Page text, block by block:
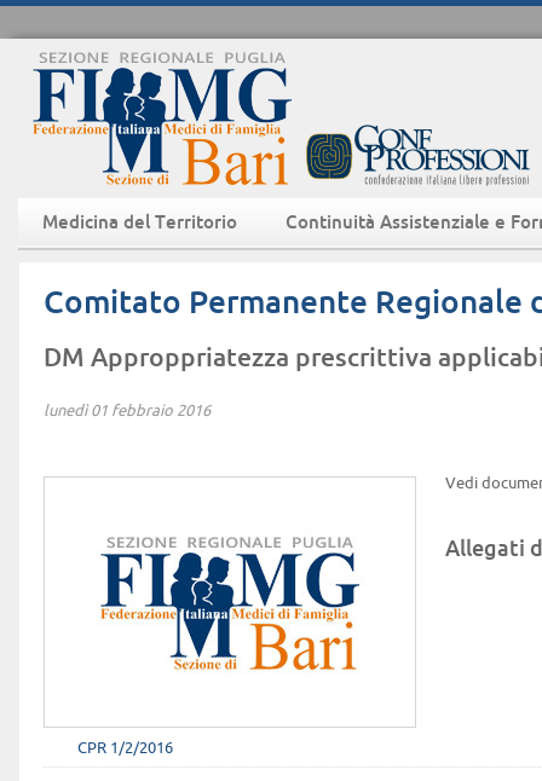
Medicina del Territorio Continuità Assistenziale e
Comitato Permanente Regionale
DM Approppriatezza prescrittiva
lunedì 01 febbraio 2016
Vedi
Allegati
CPR 1/2/2016